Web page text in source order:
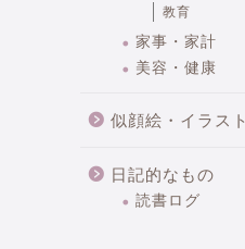
教育
家事・家計
美容・健康
似顔絵・イラスト
日記的なもの
読書ログ